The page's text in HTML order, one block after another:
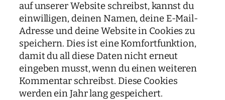
auf unserer Website schreibst, kannst du
einwilligen, deinen Namen, deine E-Mail-
Adresse und deine Website in Cookies zu
speichern. Dies ist eine Komfortfunktion,
damit du all diese Daten nicht erneut
eingeben musst, wenn du einen weiteren
Kommentar schreibst. Diese Cookies
werden ein Jahr lang gespeichert.